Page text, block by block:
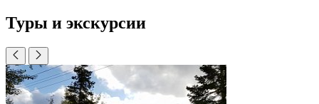
Туры и экскурсии